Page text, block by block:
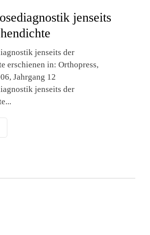
jenseits
jenseits der
erschienen in: Orthopress,
Jahrgang 12
jenseits der